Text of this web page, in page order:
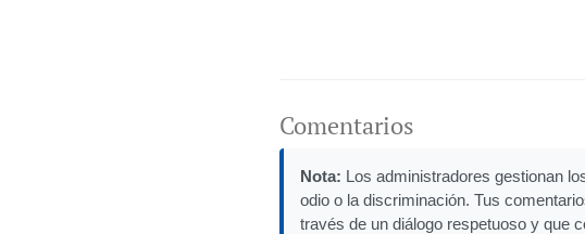
Comentarios
Nota: Los administradores gestionan
odio o la discriminación. Tus
través de un diálogo respetuoso y que